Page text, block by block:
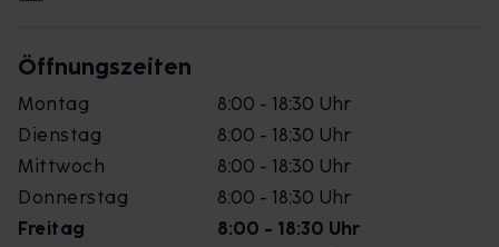
Öffnungszeiten
Montag
8:00 - 18:30 Uhr
Dienstag
8:00 - 18:30 Uhr
Mittwoch
8:00 - 18:30 Uhr
Donnerstag
8:00 - 18:30 Uhr
Freitag
8:00 - 18:30 Uhr